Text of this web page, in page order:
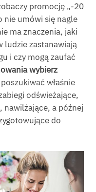
promocję „-20
nie umówi się nagle
ma znaczenia, jaki
ludzie zastanawiają
i czy mogą zaufać
wybierz
właśnie
odświeżające,
nawilżające, a późnej
do